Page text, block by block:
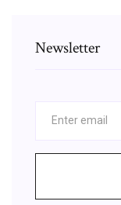
Newsletter